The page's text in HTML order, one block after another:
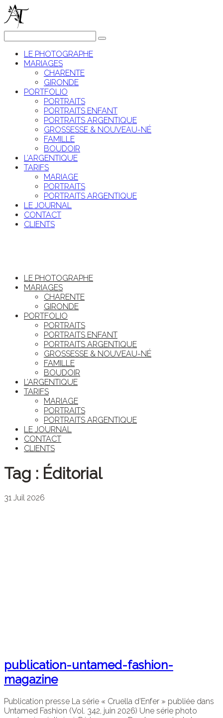
LE PHOTOGRAPHE
MARIAGES
CHARENTE
GIRONDE
PORTFOLIO
PORTRAITS
PORTRAITS ENFANT
PORTRAITS ARGENTIQUE
GROSSESSE & NOUVEAU-NÉ
FAMILLE
BOUDOIR
L’ARGENTIQUE
TARIFS
MARIAGE
PORTRAITS
PORTRAITS ARGENTIQUE
LE JOURNAL
CONTACT
CLIENTS
LE PHOTOGRAPHE
MARIAGES
CHARENTE
GIRONDE
PORTFOLIO
PORTRAITS
PORTRAITS ENFANT
PORTRAITS ARGENTIQUE
GROSSESSE & NOUVEAU-NÉ
FAMILLE
BOUDOIR
L’ARGENTIQUE
TARIFS
MARIAGE
PORTRAITS
PORTRAITS ARGENTIQUE
LE JOURNAL
CONTACT
CLIENTS
Tag : Éditorial
31 Juil 2026
publication-untamed-fashion-
magazine
Publication presse La série « Cruella d’Enfer » publiée dans
Untamed Fashion (Vol. 342, juin 2026) Une série photo